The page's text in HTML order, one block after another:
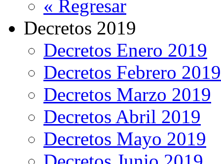
« Regresar
Decretos 2019
Decretos Enero 2019
Decretos Febrero 2019
Decretos Marzo 2019
Decretos Abril 2019
Decretos Mayo 2019